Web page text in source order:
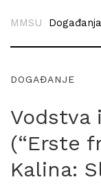
MMSU Događanja
DOGAĐANJE
Vodstva
(“Erste
Kalina: